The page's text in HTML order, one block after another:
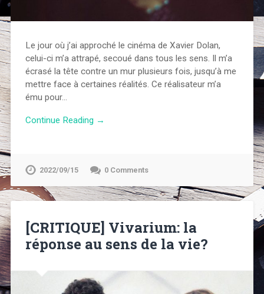
Le jour où j’ai approché le cinéma de Xavier Dolan,
celui-ci m’a attrapé, secoué dans tous les sens. Il m’a
écrasé la tête contre un mur plusieurs fois, jusqu’à me
mettre face à certaines réalités. Ce réalisateur m’a
ému pour…
Continue Reading →
2022/09/15 0 Comments
[CRITIQUE] Vivarium: la
réponse au sens de la vie?